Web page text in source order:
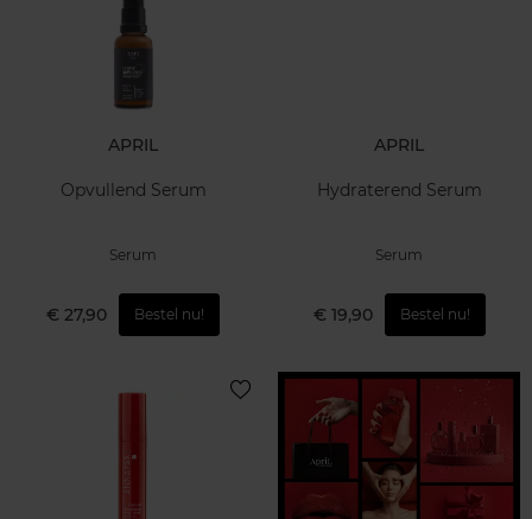
APRIL
Opvullend Serum
Serum
€ 27,90 Bestel nu!
APRIL
Hydraterend Serum
Serum
€ 19,90 Bestel nu!